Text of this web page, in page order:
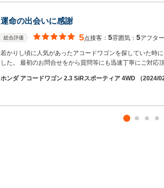
運命の出会いに感謝
総合評価 5点接客： 5雰囲気： 5アフター
若かりし頃に人気があったアコードワゴンを探していた時
した。 最初のお問合せをから質問等にも迅速丁寧にご対応
ホンダ アコードワゴン 2.3 SiRスポーティア 4WD （2024/02